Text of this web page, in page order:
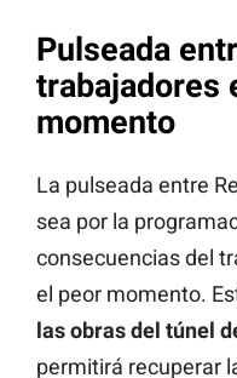
Pulseada
trabajadores
momento
La pulseada entre
sea por la
consecuencias del
el peor momento.
las obras del túnel
permitirá recuperar